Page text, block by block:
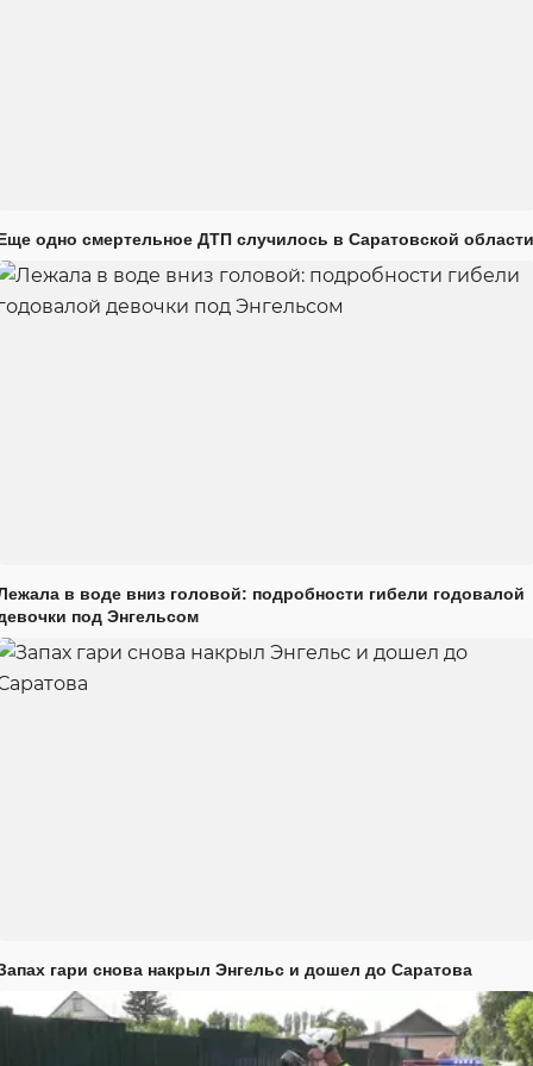
одно смертельное ДТП случилось в Саратовской области
в воде вниз головой: подробности гибели годовалой
под Энгельсом
гари снова накрыл Энгельс и дошел до Саратова